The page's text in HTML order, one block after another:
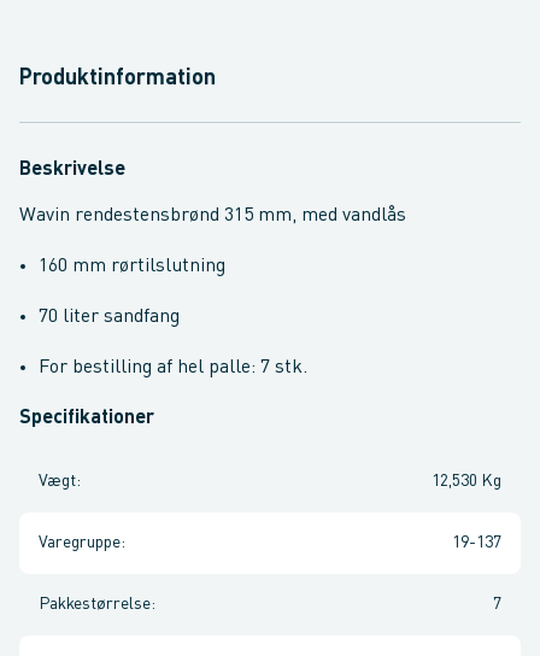
Produktinformation
Beskrivelse
Wavin rendestensbrønd 315 mm, med vandlås
160 mm rørtilslutning
70 liter sandfang
For bestilling af hel palle: 7 stk.
Specifikationer
Vægt: 12,530 Kg
Varegruppe: 19-137
Pakkestørrelse: 7